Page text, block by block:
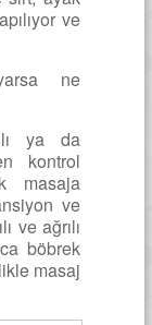
ve
ne
ya da
kontrol
masaja
ve
ve ağrılı
böbrek
masaj